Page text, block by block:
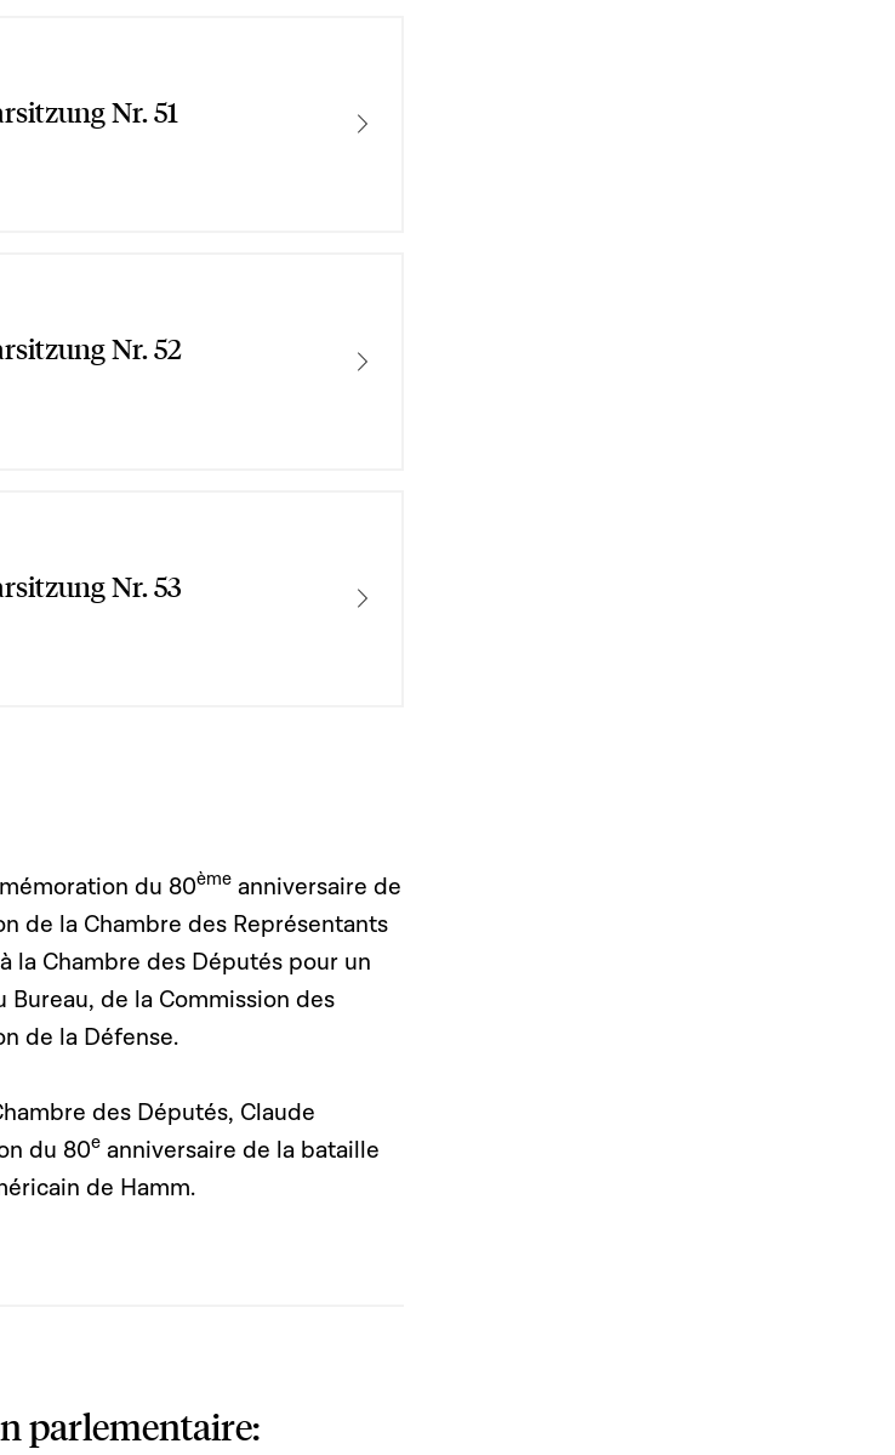
Nr. 51
Nr. 52
Nr. 53
du 80ème anniversaire de
de la Chambre des Représentants
la Chambre des Députés pour un
de la Commission des
de la Défense.
des Députés, Claude
du 80e anniversaire de la bataille
de Hamm.
parlementaire: